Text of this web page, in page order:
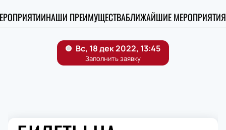
НАШИ ПРЕИМУЩЕСТВАБЛИЖАЙШИЕ МЕРОПРИЯТИЯ